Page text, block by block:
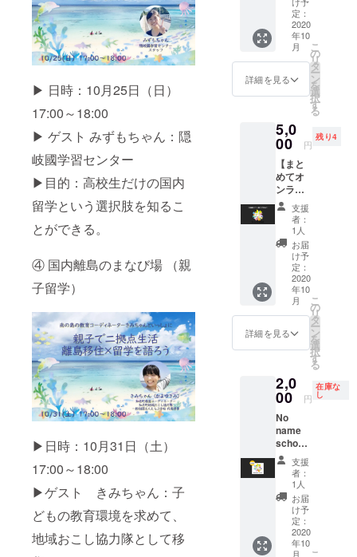
▶︎ 日時：10月25日（日）
17:00～18:00
▶︎ ゲスト みずもちゃん：隠
岐國学習センター
▶︎目的：高校生だけの国内
留学という選択肢を知るこ
とができる。
④ 国内離島のまなび場 （親
子留学）
▶︎日時：10月31日（土）
17:00～18:00
▶︎ゲスト きみちゃん：子
どもの教育環境を求めて、
地域おこし協力隊として移
鹿児島市立
小学校キャ
リア教育授
業
小林市立中
学校キャリ
鹿児島県立
高等学校
キャリア教
JA鹿児島幹
部候補生研
修講師
オンライン
セミナー企
画/ファシリ
テーター100
件以上
クラウド
ング総支援
者1000以上
総額327万
ないよ
う、ご
確認く
ださ
い。 講
師の方
協力い
ただい
ており
ます。
す。 ま
た、
Zoomの
参加
ID、パ
スワー
ファン
ディン
後に
メール
にて送
信しま
す。迷
惑メー
ルに分
類され
ないよ
う、ご
確認く
ださ
い。 講
師の方
協力い
ただい
ます。
の登壇
者のプ
レゼン
を録画
視聴で
きま
す。質
スカッ
ション
をした
い方
は、リ
アルタ
イム参
加権も
追加で
お申込
みくだ
さい。
クラウ
ドファ
ンディ
ング終
了後
公開動
画URL
ルにて
送らせ
ていた
だきま
す。迷
惑メー
ルに分
類され
ないよ
う、ご
確認く
定：
2020
年10
月
詳細を見る
こ
の
リ
タ
ー
ン
を
選
択
す
る
5,0
00 円
残り4
【まと
めてオ
ンライ
ンセミ
ナー参
加権(リ
アルタ
イム)】
連続オ
ンライ
ンセミ
ナー全
てにリ
アルタ
イムで
へ。 オ
ンライ
ンアプ
リZoom
で行い
ます。
アプリ
のイン
ストー
ルをお
願いい
たしま
す。 ま
た、
支援
者：
1人
お届
け予
定：
2020
年10
月
詳細を見る
こ
の
リ
タ
ー
ン
を
選
択
す
る
2,0
00 円
在庫な
し
No
name
school
オンラ
インサ
ロン1ヶ
月お試
し権】
No
name
school
支援
者：
1人
お届
け予
定：
2020
年10
月